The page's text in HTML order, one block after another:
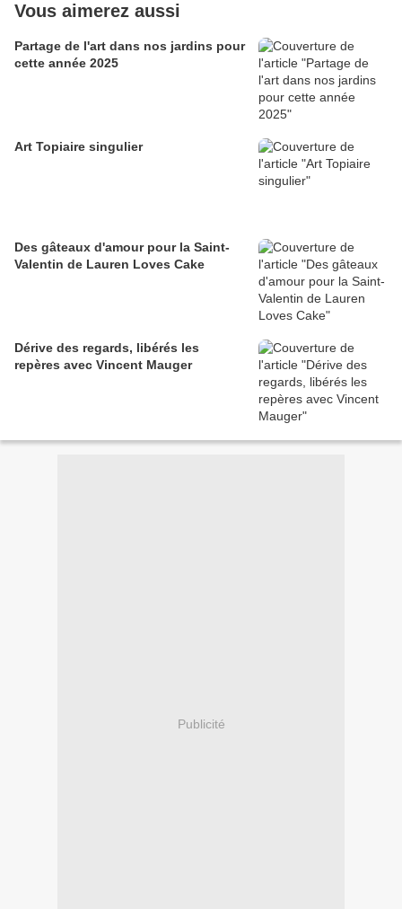
Vous aimerez aussi
Partage de l'art dans nos jardins pour
cette année 2025
Art Topiaire singulier
Des gâteaux d'amour pour la Saint-
Valentin de Lauren Loves Cake
Dérive des regards, libérés les
repères avec Vincent Mauger
Publicité